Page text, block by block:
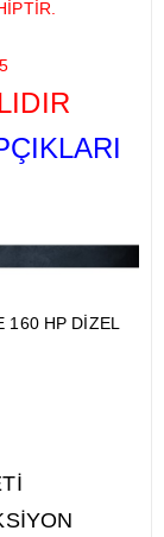
160 HP DİZEL